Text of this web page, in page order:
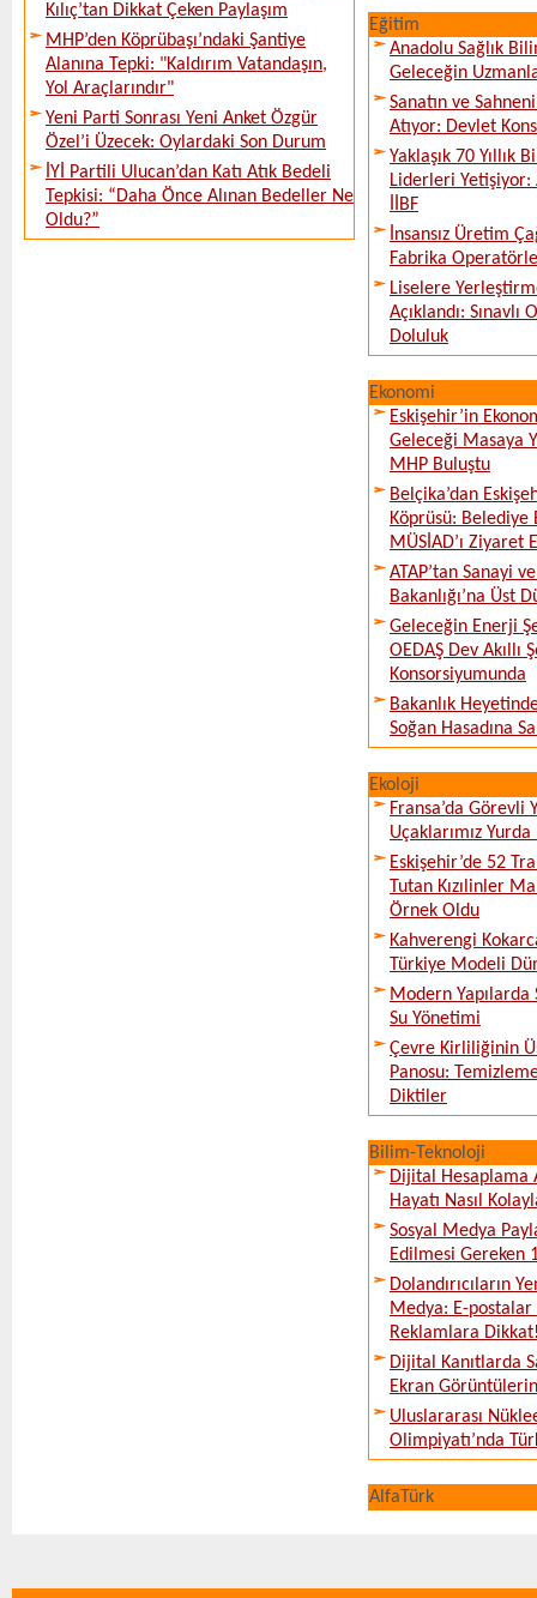
Kılıç’tan Dikkat Çeken Paylaşım
MHP’den Köprübaşı’ndaki Şantiye
Alanına Tepki: "Kaldırım Vatandaşın,
Yol Araçlarındır"
Yeni Parti Sonrası Yeni Anket Özgür
Özel’i Üzecek: Oylardaki Son Durum
İYİ Partili Ulucan’dan Katı Atık Bedeli
Tepkisi: “Daha Önce Alınan Bedeller Ne
Oldu?”
Eğitim
Anadolu Sağlık
Geleceğin
Sanatın ve
Atıyor: Devlet
Yaklaşık 70 Yıllık
Liderleri
İİBF
İnsansız Üretim
Fabrika
Liselere
Açıklandı:
Doluluk
Ekonomi
Eskişehir’in
Geleceği Masaya
MHP Buluştu
Belçika’dan
Köprüsü: Belediye
MÜSİAD’ı Ziyaret
ATAP’tan Sanayi
Bakanlığı’na Üst
Geleceğin Enerji
OEDAŞ Dev Akıllı
Konsorsiyumunda
Bakanlık
Soğan Hasadına
Ekoloji
Fransa’da Görevli
Uçaklarımız
Eskişehir’de 52
Tutan Kızılinler
Örnek Oldu
Kahverengi
Türkiye Modeli
Modern Yapılarda
Su Yönetimi
Çevre Kirliliğinin
Panosu:
Diktiler
Bilim-Teknoloji
Dijital Hesaplama
Hayatı Nasıl
Sosyal Medya
Edilmesi Gereken
Dolandırıcıların
Medya: E-postalar
Reklamlara
Dijital Kanıtlarda
Ekran
Uluslararası
Olimpiyatı’nda
AlfaTürk